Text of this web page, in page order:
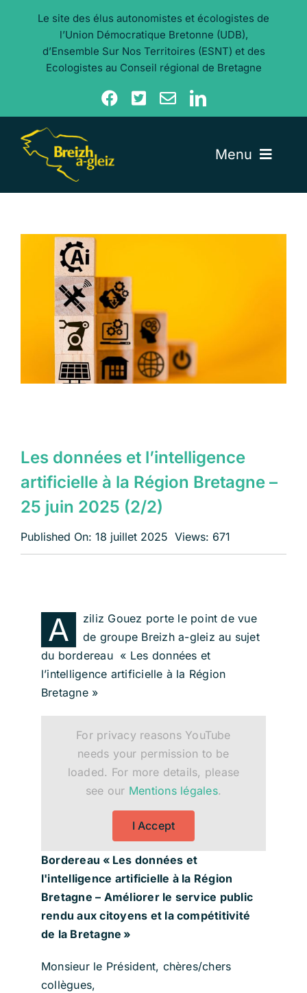
Le site des élus autonomistes et écologistes de
l’Union Démocratique Bretonne (UDB),
d’Ensemble Sur Nos Territoires (ESNT) et des
Ecologistes au Conseil régional de Bretagne
Menu
Nos élu·e·s
Nos actualités
Nos thèmes
Échangeons
Les données et l’intelligence
artificielle à la Région Bretagne –
25 juin 2025 (2/2)
Published On: 18 juillet 2025 Views: 671
A
ziliz Gouez porte le point de vue
de groupe Breizh a-gleiz au sujet
du bordereau « Les données et
l’intelligence artificielle à la Région
Bretagne »
For privacy reasons YouTube
needs your permission to be
loaded. For more details, please
see our Mentions légales.
I Accept
Bordereau « Les données et
l'intelligence artificielle à la Région
Bretagne – Améliorer le service public
rendu aux citoyens et la compétitivité
de la Bretagne »
Monsieur le Président, chères/chers
collègues,